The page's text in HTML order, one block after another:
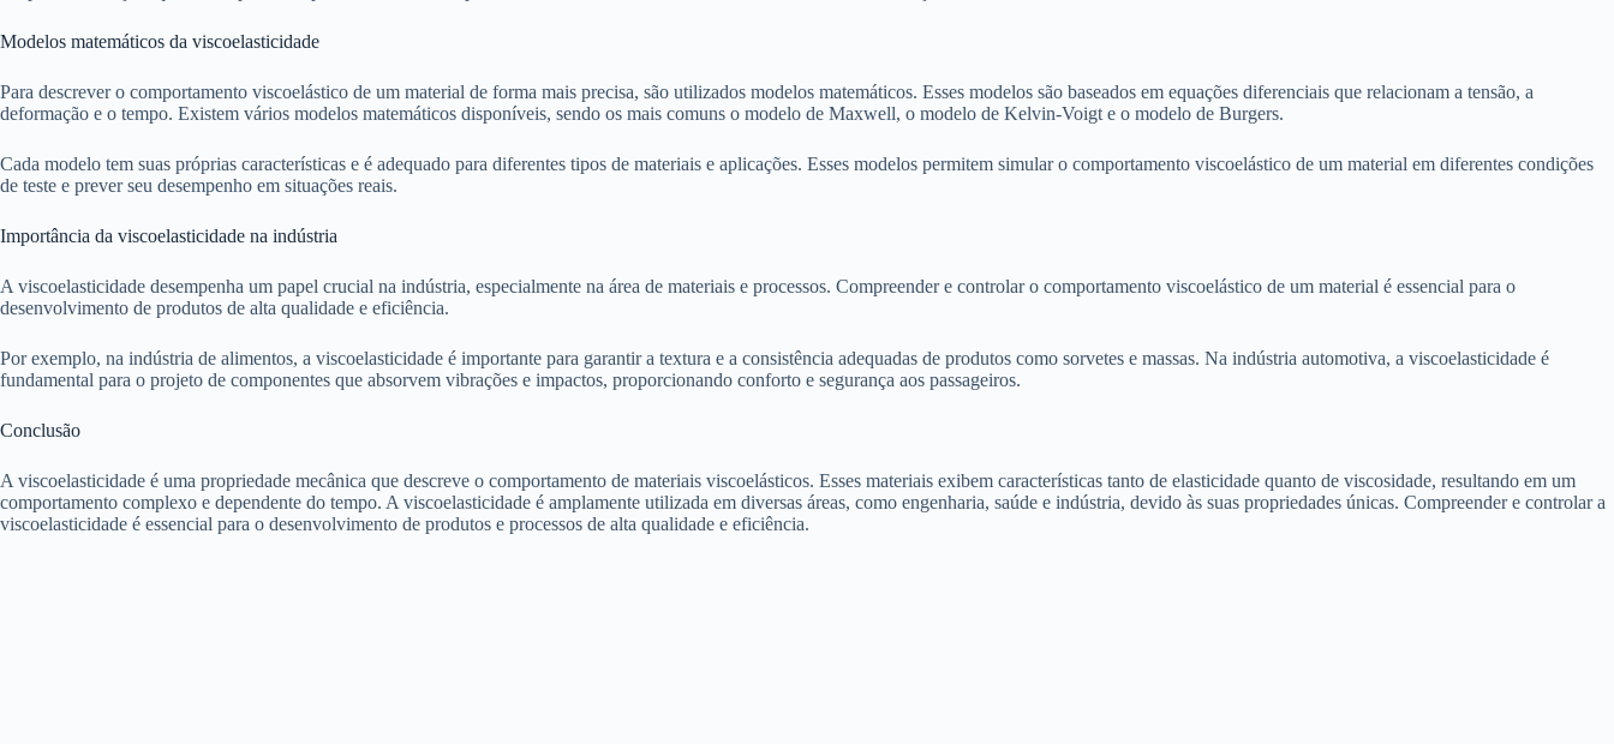
Modelos matemáticos da viscoelasticidade
Para descrever o comportamento viscoelástico de um material de forma mais precisa, são utilizados modelos matemáticos. Esses modelos são baseados em equações diferenciais que relacionam a tensão, a
deformação e o tempo. Existem vários modelos matemáticos disponíveis, sendo os mais comuns o modelo de Maxwell, o modelo de Kelvin-Voigt e o modelo de Burgers.
Cada modelo tem suas próprias características e é adequado para diferentes tipos de materiais e aplicações. Esses modelos permitem simular o comportamento viscoelástico de um material em diferentes condições
de teste e prever seu desempenho em situações reais.
Importância da viscoelasticidade na indústria
A viscoelasticidade desempenha um papel crucial na indústria, especialmente na área de materiais e processos. Compreender e controlar o comportamento viscoelástico de um material é essencial para o
desenvolvimento de produtos de alta qualidade e eficiência.
Por exemplo, na indústria de alimentos, a viscoelasticidade é importante para garantir a textura e a consistência adequadas de produtos como sorvetes e massas. Na indústria automotiva, a viscoelasticidade é
fundamental para o projeto de componentes que absorvem vibrações e impactos, proporcionando conforto e segurança aos passageiros.
Conclusão
A viscoelasticidade é uma propriedade mecânica que descreve o comportamento de materiais viscoelásticos. Esses materiais exibem características tanto de elasticidade quanto de viscosidade, resultando em um
comportamento complexo e dependente do tempo. A viscoelasticidade é amplamente utilizada em diversas áreas, como engenharia, saúde e indústria, devido às suas propriedades únicas. Compreender e controlar a
viscoelasticidade é essencial para o desenvolvimento de produtos e processos de alta qualidade e eficiência.